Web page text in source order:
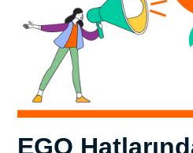
EGO